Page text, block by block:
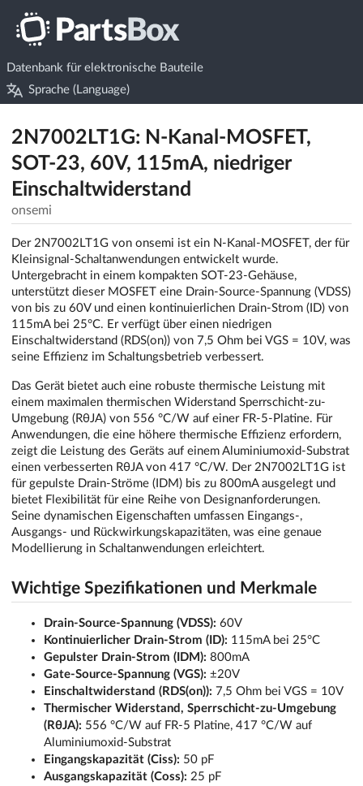
Datenbank für elektronische Bauteile
Sprache (Language)
2N7002LT1G: N-Kanal-MOSFET,
SOT-23, 60V, 115mA, niedriger
Einschaltwiderstand
onsemi
Der 2N7002LT1G von onsemi ist ein N-Kanal-MOSFET, der für
Kleinsignal-Schaltanwendungen entwickelt wurde.
Untergebracht in einem kompakten SOT-23-Gehäuse,
unterstützt dieser MOSFET eine Drain-Source-Spannung (VDSS)
von bis zu 60V und einen kontinuierlichen Drain-Strom (ID) von
115mA bei 25°C. Er verfügt über einen niedrigen
Einschaltwiderstand (RDS(on)) von 7,5 Ohm bei VGS = 10V, was
seine Effizienz im Schaltungsbetrieb verbessert.
Das Gerät bietet auch eine robuste thermische Leistung mit
einem maximalen thermischen Widerstand Sperrschicht-zu-
Umgebung (RθJA) von 556 °C/W auf einer FR-5-Platine. Für
Anwendungen, die eine höhere thermische Effizienz erfordern,
zeigt die Leistung des Geräts auf einem Aluminiumoxid-Substrat
einen verbesserten RθJA von 417 °C/W. Der 2N7002LT1G ist
für gepulste Drain-Ströme (IDM) bis zu 800mA ausgelegt und
bietet Flexibilität für eine Reihe von Designanforderungen.
Seine dynamischen Eigenschaften umfassen Eingangs-,
Ausgangs- und Rückwirkungskapazitäten, was eine genaue
Modellierung in Schaltanwendungen erleichtert.
Wichtige Spezifikationen und Merkmale
Drain-Source-Spannung (VDSS): 60V
Kontinuierlicher Drain-Strom (ID): 115mA bei 25°C
Gepulster Drain-Strom (IDM): 800mA
Gate-Source-Spannung (VGS): ±20V
Einschaltwiderstand (RDS(on)): 7,5 Ohm bei VGS = 10V
Thermischer Widerstand, Sperrschicht-zu-Umgebung
(RθJA): 556 °C/W auf FR-5 Platine, 417 °C/W auf
Aluminiumoxid-Substrat
Eingangskapazität (Ciss): 50 pF
Ausgangskapazität (Coss): 25 pF